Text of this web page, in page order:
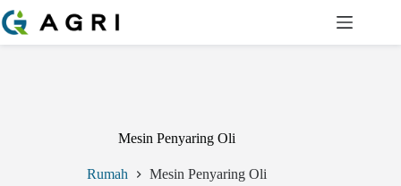
Langsung
ke
konten
Mesin Penyaring Oli
Rumah Mesin Penyaring Oli